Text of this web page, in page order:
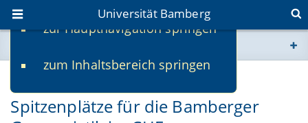
zur Hauptnavigation springen
zum Inhaltsbereich springen
Universität Bamberg
www.uni-bamberg.de
univis.uni-bamberg.de
Spitzenplätze für die Bamberger